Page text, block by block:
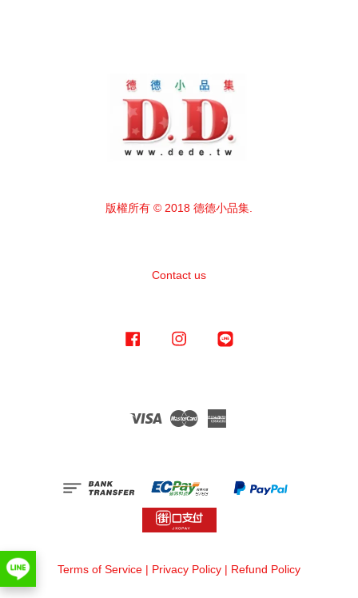
版權所有 © 2018 德德小品集.
Contact us
Facebook Instagram
Visa Master
Terms of Service | Privacy Policy | Refund Policy